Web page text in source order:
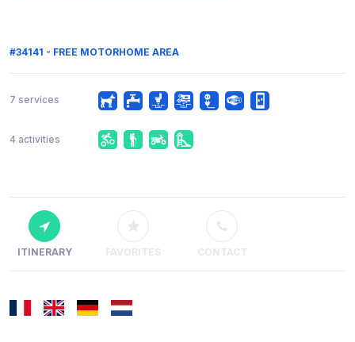
#34141 - FREE MOTORHOME AREA
7 services
4 activities
ITINERARY FAVORITES CONTACT